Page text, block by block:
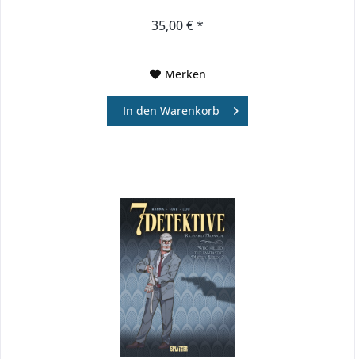
35,00 € *
Merken
In den Warenkorb